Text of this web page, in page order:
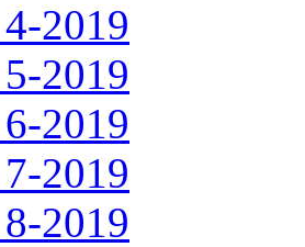
2019
2019
2019
2019
2019